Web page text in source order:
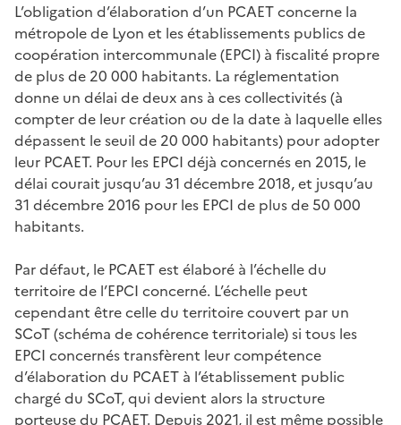
L’obligation d’élaboration d’un PCAET concerne la
métropole de Lyon et les établissements publics de
coopération intercommunale (EPCI) à fiscalité propre
de plus de 20 000 habitants. La réglementation
donne un délai de deux ans à ces collectivités (à
compter de leur création ou de la date à laquelle elles
dépassent le seuil de 20 000 habitants) pour adopter
leur PCAET. Pour les EPCI déjà concernés en 2015, le
délai courait jusqu’au 31 décembre 2018, et jusqu’au
31 décembre 2016 pour les EPCI de plus de 50 000
habitants.
Par défaut, le PCAET est élaboré à l’échelle du
territoire de l’EPCI concerné. L’échelle peut
cependant être celle du territoire couvert par un
SCoT (schéma de cohérence territoriale) si tous les
EPCI concernés transfèrent leur compétence
d’élaboration du PCAET à l’établissement public
chargé du SCoT, qui devient alors la structure
porteuse du PCAET. Depuis 2021, il est même possible